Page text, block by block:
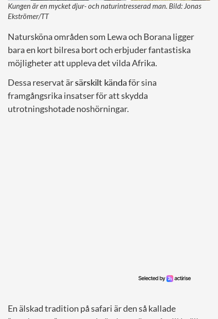
Kungen är en mycket djur- och naturintresserad man. Bild: Jonas
Ekströmer/TT
Natursköna områden som Lewa och Borana ligger
bara en kort bilresa bort och erbjuder fantastiska
möjligheter att uppleva det vilda Afrika.
Dessa reservat ärsärskilt kändaför sina
framgångsrika insatser för att skydda
utrotningshotade noshörningar.
En älskad tradition på safari är den så kallade